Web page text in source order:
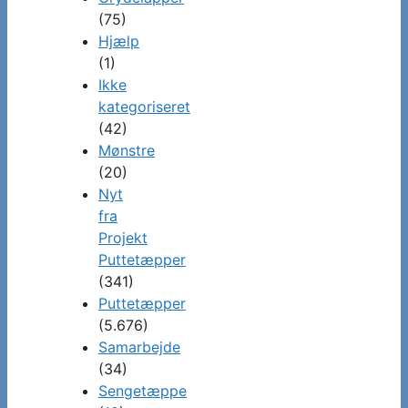
(75)
Hjælp
(1)
Ikke
kategoriseret
(42)
Mønstre
(20)
Nyt
fra
Projekt
Puttetæpper
(341)
Puttetæpper
(5.676)
Samarbejde
(34)
Sengetæppe